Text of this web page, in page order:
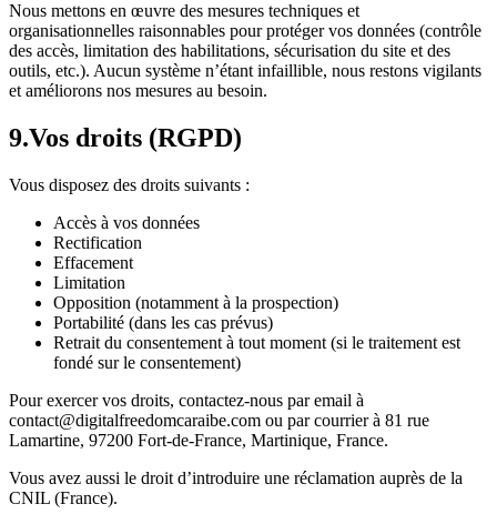
Nous mettons en œuvre des mesures techniques et
organisationnelles raisonnables pour protéger vos données (contrôle
des accès, limitation des habilitations, sécurisation du site et des
outils, etc.). Aucun système n’étant infaillible, nous restons vigilants
et améliorons nos mesures au besoin.
9.Vos droits (RGPD)
Vous disposez des droits suivants :
Accès à vos données
Rectification
Effacement
Limitation
Opposition (notamment à la prospection)
Portabilité (dans les cas prévus)
Retrait du consentement à tout moment (si le traitement est
fondé sur le consentement)
Pour exercer vos droits, contactez-nous par email à
contact@digitalfreedomcaraibe.com ou par courrier à 81 rue
Lamartine, 97200 Fort-de-France, Martinique, France.
Vous avez aussi le droit d’introduire une réclamation auprès de la
CNIL (France).